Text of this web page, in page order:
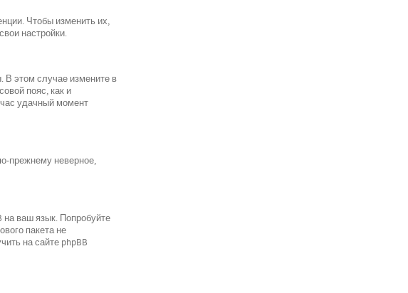
Чтобы изменить их,
настройки.
В этом случае измените в
пояс, как и
удачный момент
прежнему неверное,
на ваш язык. Попробуйте
пакета не
на сайте phpBB